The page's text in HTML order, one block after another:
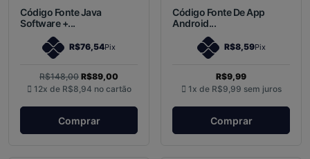
Código Fonte Java
Software +...
R$76,54Pix
R$148,00 R$89,00
12x de R$8,94 no cartão
Comprar
Código Fonte De App
Android...
R$8,59Pix
R$9,99
1x de R$9,99 sem juros
Comprar